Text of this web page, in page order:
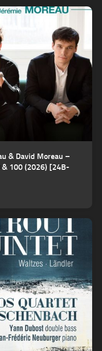
& David Moreau –
& 100 (2026) [24B-